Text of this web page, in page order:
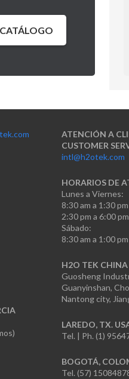
ATENCIÓN A
CUSTOMER
intl@h2otek.com
HORARIOS DE
Lunes a Viernes:
8:30 am a 1:30 pm
2:30 pm a 6:00 pm
Sábado:
8:30 am a 1:00 pm
H2O TEK
Guosheng
Guanyinshan,
Nantong city,
LAREDO, TX.
Tel. | Ph. (1)
BOGOTÁ,
Tel. (57)